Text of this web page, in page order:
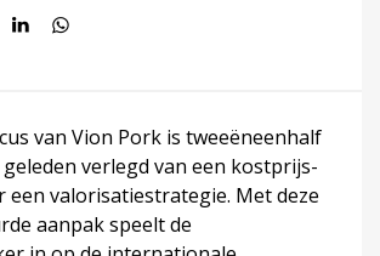
van Vion Pork is tweeëneenhalf
verlegd van een kostprijs-
een valorisatiestrategie. Met deze
aanpak speelt de